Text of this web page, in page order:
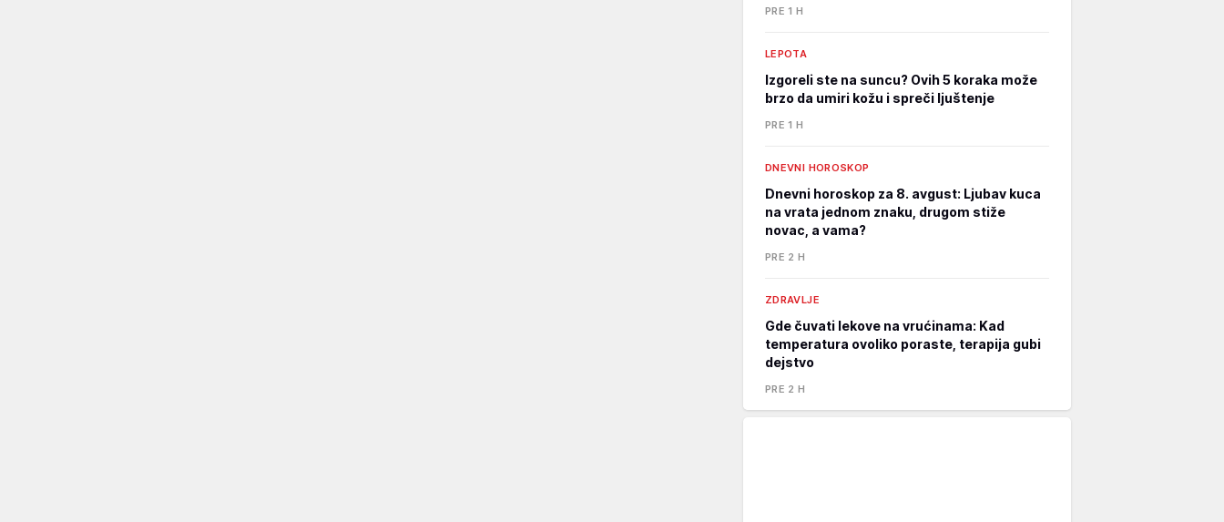
PRE 1 H
LEPOTA
Izgoreli ste na suncu? Ovih 5 koraka može
brzo da umiri kožu i spreči ljuštenje
PRE 1 H
DNEVNI HOROSKOP
Dnevni horoskop za 8. avgust: Ljubav kuca
na vrata jednom znaku, drugom stiže
novac, a vama?
PRE 2 H
ZDRAVLJE
Gde čuvati lekove na vrućinama: Kad
temperatura ovoliko poraste, terapija gubi
dejstvo
PRE 2 H